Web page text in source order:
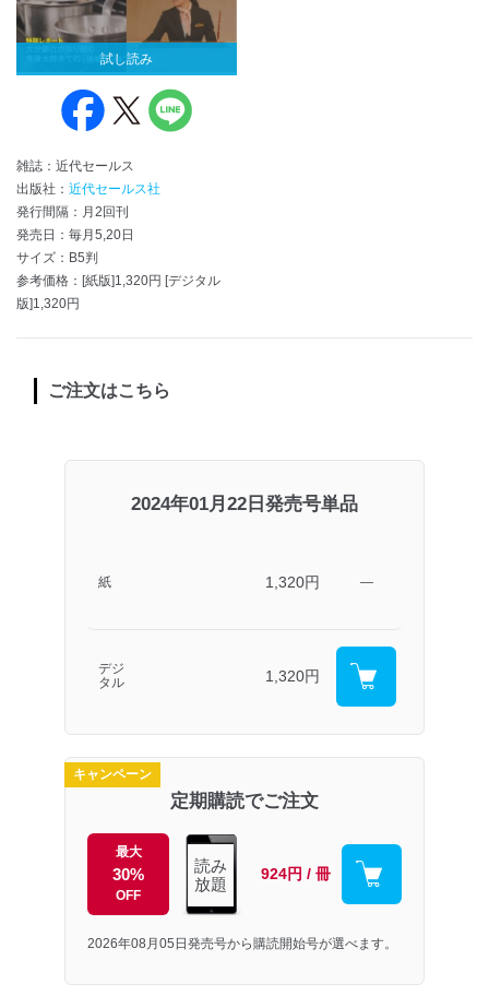
試し読み
雑誌：近代セールス
出版社： 近代セールス社
発行間隔：月2回刊
発売日：毎月5,20日
サイズ：B5判
参考価格：[紙版]1,320円 [デジタル
版]1,320円
ご注文はこちら
2024年01月22日発売号単品
紙 1,320円 ―
デジ
タル
1,320円
キャンペーン
定期購読でご注文
最大
30%
OFF
読み
放題
924円 / 冊
2026年08月05日発売号から購読開始号が選べます。